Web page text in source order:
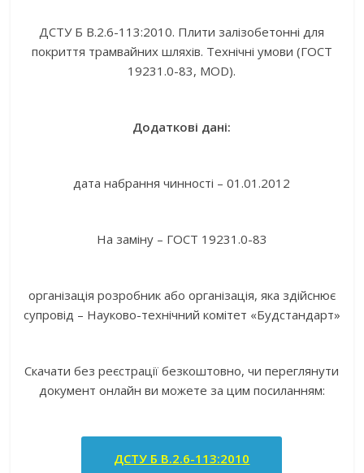
ДСТУ Б В.2.6-113:2010. Плити залізобетонні для
покриття трамвайних шляхів. Технічні умови (ГОСТ
19231.0-83, MOD).
Додаткові дані:
дата набрання чинності – 01.01.2012
На заміну – ГОСТ 19231.0-83
організація розробник або організація, яка здійснює
супровід – Науково-технічний комітет «Будстандарт»
Скачати без реєстрації безкоштовно, чи переглянути
документ онлайн ви можете за цим посиланням:
ДСТУ Б В.2.6-113:2010